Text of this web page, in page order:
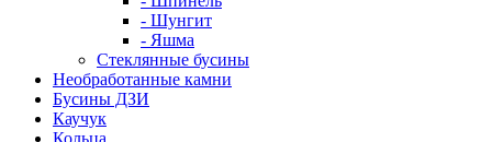
- Шунгит
- Яшма
Стеклянные бусины
Необработанные камни
Бусины ДЗИ
Каучук
Кольца